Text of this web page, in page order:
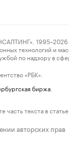
1995–2026.
технологий и
по надзору в
«РБК».
биржа
текста в
авторских прав